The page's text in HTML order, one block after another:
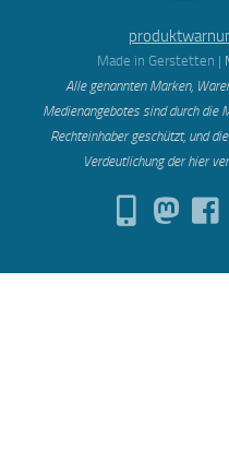
Made in Gerstetten |
Alle genannten Marken,
Medienangebotes sind durch die
Rechteinhaber geschützt, und
Verdeutlichung der hier